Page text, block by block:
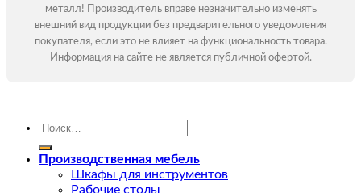
металл! Производитель вправе незначительно изменять
внешний вид продукции без предварительного уведомления
покупателя, если это не влияет на функциональность товара.
Информация на сайте не является публичной офертой.
Искать:
Производственная мебель
Шкафы для инструментов
Рабочие столы